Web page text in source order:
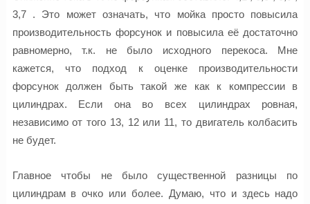
3,7 . Это может означать, что мойка просто повысила
производительность форсунок и повысила её достаточно
равномерно, т.к. не было исходного перекоса. Мне
кажется, что подход к оценке производительности
форсунок должен быть такой же как к компрессии в
цилиндрах. Если она во всех цилиндрах ровная,
независимо от того 13, 12 или 11, то двигатель колбасить
не будет.
Главное чтобы не было существенной разницы по
цилиндрам в очко или более. Думаю, что и здесь надо